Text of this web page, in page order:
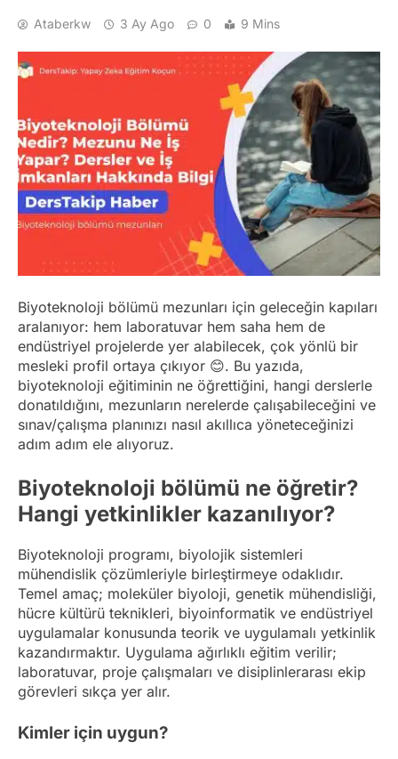
Ataberkw 3 Ay Ago 0 9 Mins
Biyoteknoloji bölümü mezunları için geleceğin kapıları
aralanıyor: hem laboratuvar hem saha hem de
endüstriyel projelerde yer alabilecek, çok yönlü bir
mesleki profil ortaya çıkıyor 😊. Bu yazıda,
biyoteknoloji eğitiminin ne öğrettiğini, hangi derslerle
donatıldığını, mezunların nerelerde çalışabileceğini ve
sınav/çalışma planınızı nasıl akıllıca yöneteceğinizi
adım adım ele alıyoruz.
Biyoteknoloji bölümü ne öğretir?
Hangi yetkinlikler kazanılıyor?
Biyoteknoloji programı, biyolojik sistemleri
mühendislik çözümleriyle birleştirmeye odaklıdır.
Temel amaç; moleküler biyoloji, genetik mühendisliği,
hücre kültürü teknikleri, biyoinformatik ve endüstriyel
uygulamalar konusunda teorik ve uygulamalı yetkinlik
kazandırmaktır. Uygulama ağırlıklı eğitim verilir;
laboratuvar, proje çalışmaları ve disiplinlerarası ekip
görevleri sıkça yer alır.
Kimler için uygun?